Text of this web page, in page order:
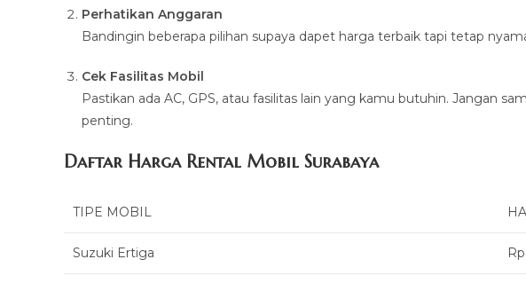
Perhatikan Anggaran
Bandingin beberapa pilihan supaya dapet harga terbaik tapi tetap
Cek Fasilitas Mobil
Pastikan ada AC, GPS, atau fasilitas lain yang kamu butuhin. Jangan
penting.
Daftar Harga Rental Mobil Surabaya
TIPE MOBIL
Suzuki Ertiga